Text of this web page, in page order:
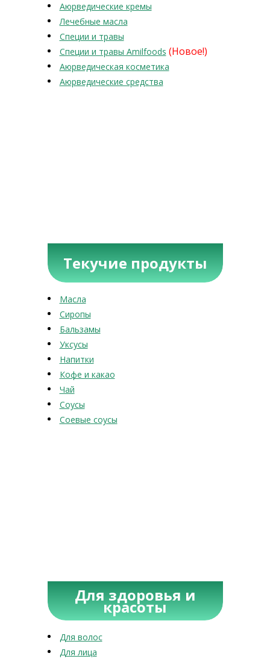
Аюрведические кремы
Лечебные масла
Специи и травы
Специи и травы Amilfoods (Новое!)
Аюрведическая косметика
Аюрведические средства
Текучие продукты
Масла
Сиропы
Бальзамы
Уксусы
Напитки
Кофе и какао
Чай
Соусы
Соевые соусы
Для здоровья и
красоты
Для волос
Для лица